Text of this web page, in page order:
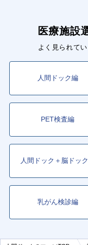
医療施設
よく見られて
人間ドック編
PET検査編
人間ドック＋脳ドッ
乳がん検診編